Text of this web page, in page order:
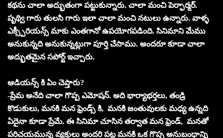
కథను చాలా అద్భుతంగా పట్టుకున్నారు. చాలా మంచి పెర్ఫార్మర్.
పృథ్వి గారు తులసి గారు ఇలా చాలా మంచి నటులు ఉన్నారు. వాళ్ళ
ఎక్స్పీరియన్స్ మాకు ఎంతగానో ఉపయోగపడింది. సినిమాని మేము
అనుకున్నది అనుకున్నట్లుగా పూర్తి చేసాము. అందరూ కూడా చాలా
అద్భుతమైన సపోర్ట్ ఇచ్చారు.
ఆడియన్స్ కి ఏం చెప్తారు?
-ప్రేమ అనేది చాలా గొప్ప ఎమోషన్. అది భార్యాభర్తలు, తండ్రి
కొడుకులు, మనకి మన ఫ్రెండ్స్ కి, మనకి జంతువులకు మధ్య ఉన్నది
ఏదైనా కూడా ప్రేమే. ఈ సినిమా చూసిన తర్వాత మన ఫ్రెండ్, మనతో
పరిచయమున్న వ్యక్తులు అందరి పట్ల మనకి ఒక గొప్ప అనుబంధాన్ని